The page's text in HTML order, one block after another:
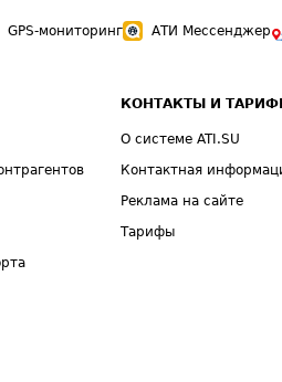
GPS-мониторинг АТИ Мессенджер
КОНТАКТЫ И
О системе ATI.SU
Контактная
Реклама на сайте
Тарифы